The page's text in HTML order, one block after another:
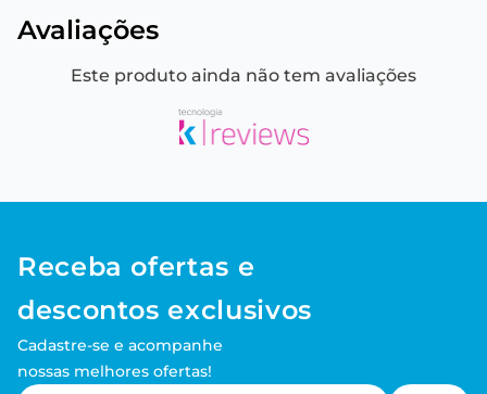
Avaliações
Este produto ainda não tem avaliações
Receba ofertas e
descontos exclusivos
Cadastre-se e acompanhe
nossas melhores ofertas!